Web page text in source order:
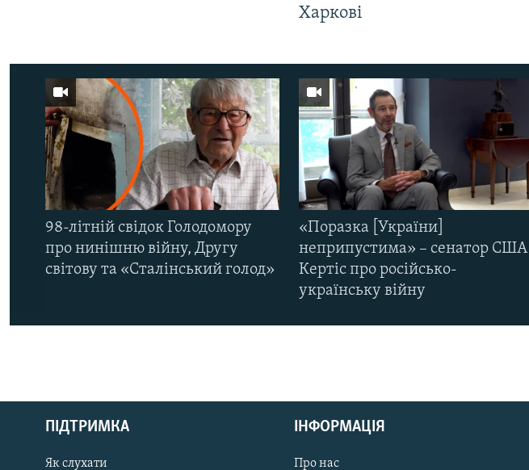
РУС
Харкові
98-літній свідок Голодомору
про нинішню війну, Другу
світову та «Сталінський голод»
«Поразка [України]
неприпустима» – сенатор США
Кертіс про російсько-
українську війну
ПІДТРИМКА
Як слухати
ІНФОРМАЦІЯ
Про нас